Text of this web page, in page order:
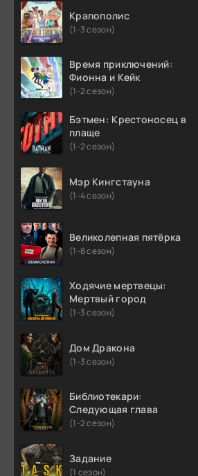
Крапополис
(1-3 сезон)
Время приключений:
Фионна и Кейк
(1-2 сезон)
Бэтмен: Крестоносец в
плаще
(1-2 сезон)
Мэр Кингстауна
(1-4 сезон)
Великолепная пятёрка
(1-8 сезон)
Ходячие мертвецы:
Мертвый город
(1-3 сезон)
Дом Дракона
(1-3 сезон)
Библиотекари:
Следующая глава
(1-2 сезон)
Задание
(1 сезон)